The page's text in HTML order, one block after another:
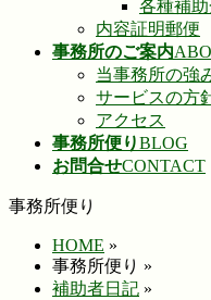
各種補
内容証明郵便
事務所のご案内
当事務所の強
サービスの方
アクセス
事務所便りBLOG
お問合せCONTACT
事務所便り
HOME »
事務所便り »
補助者日記 »